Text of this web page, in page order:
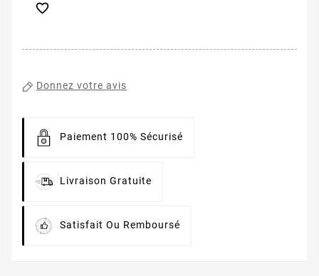

Donnez votre avis
Paiement 100% Sécurisé
Livraison Gratuite
Satisfait Ou Remboursé